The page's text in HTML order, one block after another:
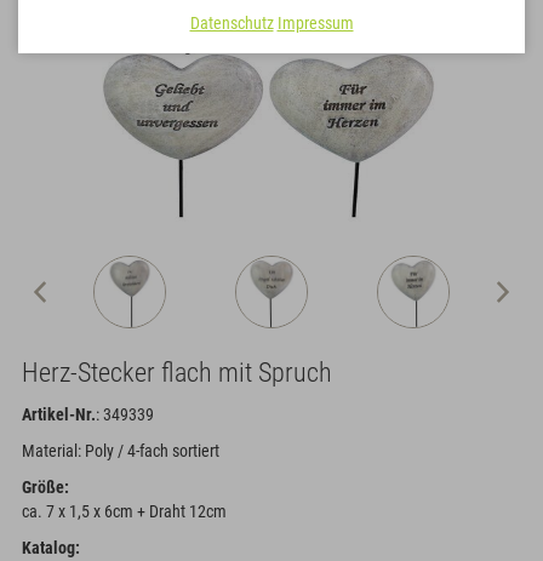
Herz-Stecker flach mit Spruch
Artikel-Nr.: 349339
Material: Poly / 4-fach sortiert
Größe:
ca. 7 x 1,5 x 6cm + Draht 12cm
Katalog:
Datenschutz Impressum